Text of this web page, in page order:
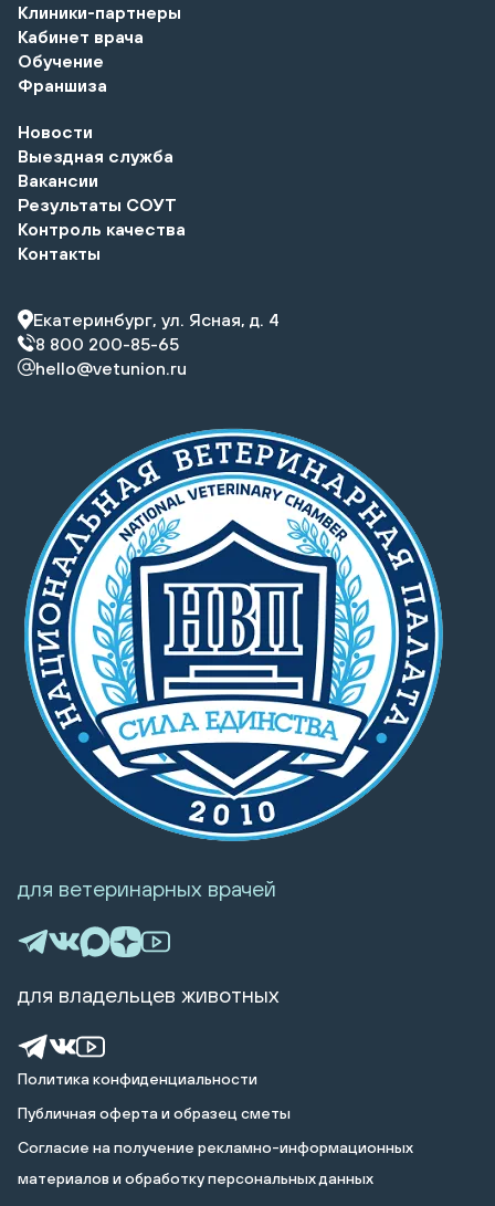
Клиники-партнеры
Кабинет врача
Обучение
Франшиза
Новости
Выездная служба
Вакансии
Результаты СОУТ
Контроль качества
Контакты
Екатеринбург, ул. Ясная, д. 4
8 800 200-85-65
hello@vetunion.ru
Политика конфиденциальности
Публичная оферта и образец сметы
Cогласие на получение рекламно-информационных
материалов и обработку персональных данных
для ветеринарных врачей
для владельцев животных